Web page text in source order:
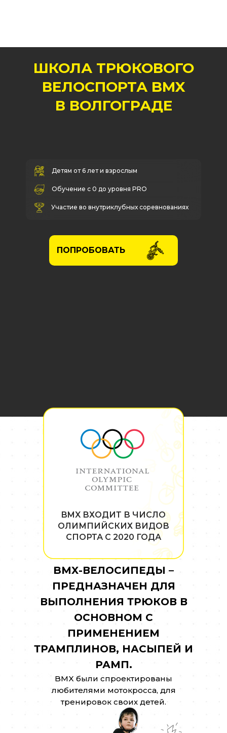
ШКОЛА ТРЮКОВОГО
ВЕЛОСПОРТА BMX
В ВОЛГОГРАДЕ
ПОПРОБОВАТЬ
Детям от 6 лет и взрослым
Обучение с 0 до уровня PRO
Участие во внутриклубных соревнованиях
BMX ВХОДИТ В ЧИСЛО
ОЛИМПИЙСКИХ ВИДОВ
СПОРТА С 2020 ГОДА
BMX-ВЕЛОСИПЕДЫ –
ПРЕДНАЗНАЧЕН ДЛЯ
ВЫПОЛНЕНИЯ ТРЮКОВ В
ОСНОВНОМ С
ПРИМЕНЕНИЕМ
ТРАМПЛИНОВ, НАСЫПЕЙ И
РАМП.
BMX были спроектированы
любителями мотокросса, для
тренировок своих детей.